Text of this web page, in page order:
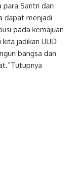
para Santri dan
dapat menjadi
pada kemajuan
jadikan UUD
bangsa dan